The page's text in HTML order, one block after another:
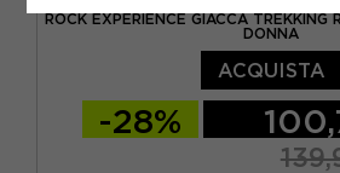
ROCK EXPERIENCE GIACCA TREKKING
DONNA
ACQUISTA
-28%